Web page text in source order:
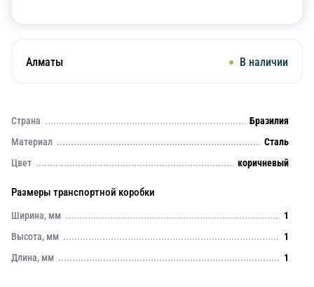
Алматы В наличии
Страна
Бразилия
Материал
Сталь
Цвет
коричневый
Размеры транспортной коробки
Ширина, мм
1
Высота, мм
1
Длина, мм
1